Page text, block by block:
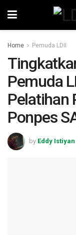
Home Pemuda LDII
Pemuda
Pelatihan
Ponpes
by Eddy